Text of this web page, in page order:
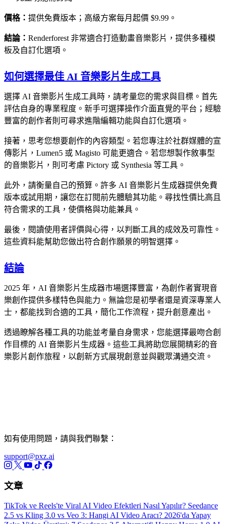
價格： 提供免費版本；高級方案每月起價 $9.99。
結論： Renderforest 非常適合打造動畫音樂影片，提供多種模
板及自訂化選項。
如何選擇最佳 AI 音樂影片生成工具
選擇 AI 音樂影片生成工具時，請考量您的需求與目標。首先
評估自身的專業程度。新手可選擇操作介面直覺的平台；經驗
豐富的創作者則可尋求進階編輯功能與自訂化選項。
接著，思考您想要創作的內容類型。若您專注於社群媒體的宣
傳影片，Lumen5 或 Magisto 可能更適合。若您想製作敘事型
的音樂影片，則可考慮 Pictory 或 Synthesia 等工具。
此外，請衡量自己的預算。許多 AI 音樂影片生成器提供免費
版本或試用期，讓您在訂閱前先體驗其功能。尋找性價比高且
符合需求的工具，使價格與功能兼具。
最後，閱讀使用者評價與心得，以判斷工具的成效及可靠性。
這些資料能幫助您做出符合創作願景的明智選擇。
結論
2025 年，AI 音樂影片生成器市場選擇豐富，為創作者實現音
樂創作提供多樣特色與能力。無論您是初學者還是資深專業人
士，都能找到合適的工具，簡化工作流程，提升創意產出。
透過瞭解各種工具的功能並考量自身需求，您能選擇最吻合創
作目標的 AI 音樂影片生成器。這些工具將助您展開精彩的音
樂影片創作旅程，以創新方式展現創意並與觀眾溝通交流。
如有使用問題，請與我們聯繫：
support@pxz.ai
文章
TikTok ve Reels'te Viral AI Video Efektleri Nasıl Yapılır? Seedance
2.5 vs Kling 3.0 vs Veo 3: Hangi AI Video Aracı? 2026'da Yapay